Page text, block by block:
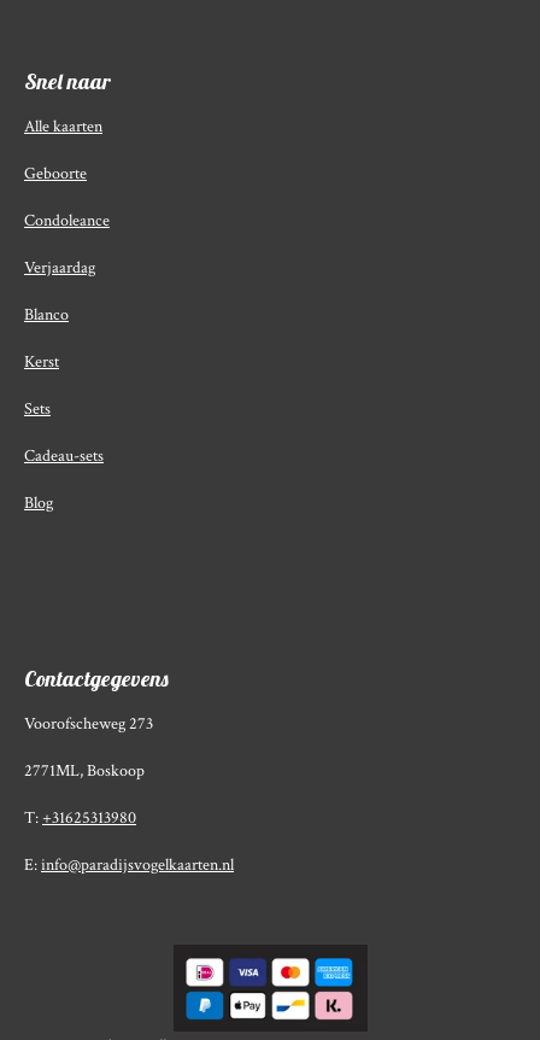
Snel naar
Alle kaarten
Geboorte
Condoleance
Verjaardag
Blanco
Kerst
Sets
Cadeau-sets
Blog
Contactgegevens
Voorofscheweg 273
2771ML, Boskoop
T:+31625313980
E:info@paradijsvogelkaarten.nl